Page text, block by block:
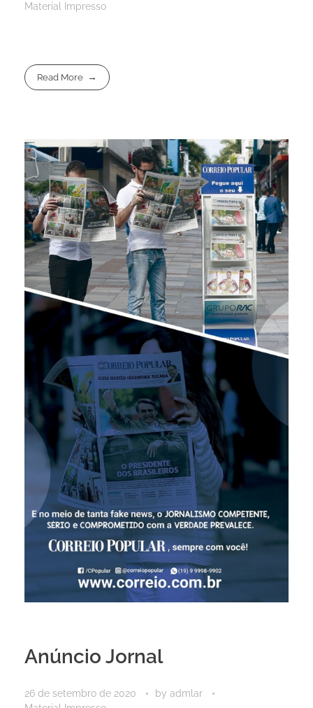
Material Impresso
Read More
Anúncio Jornal
26 de setembro de 2020 by admlar